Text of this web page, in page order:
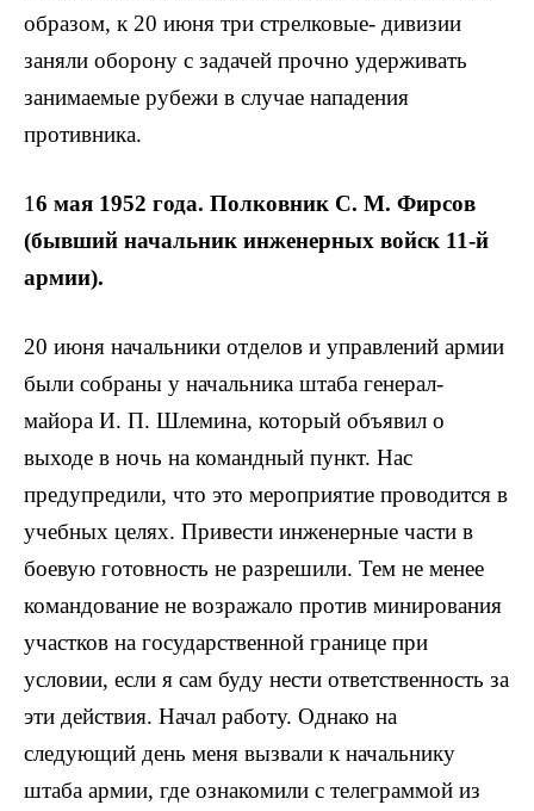
образом, к 20 июня три стрелковые- дивизии
заняли оборону с задачей прочно удерживать
занимаемые рубежи в случае нападения
противника.
16 мая 1952 года. Полковник С. М. Фирсов
(бывший начальник инженерных войск 11-й
армии).
20 июня начальники отделов и управлений армии
были собраны у начальника штаба генерал-
майора И. П. Шлемина, который объявил о
выходе в ночь на командный пункт. Нас
предупредили, что это мероприятие проводится в
учебных целях. Привести инженерные части в
боевую готовность не разрешили. Тем не менее
командование не возражало против минирования
участков на государственной границе при
условии, если я сам буду нести ответственность за
эти действия. Начал работу. Однако на
следующий день меня вызвали к начальнику
штаба армии, где ознакомили с телеграммой из